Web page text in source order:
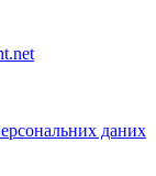
даних